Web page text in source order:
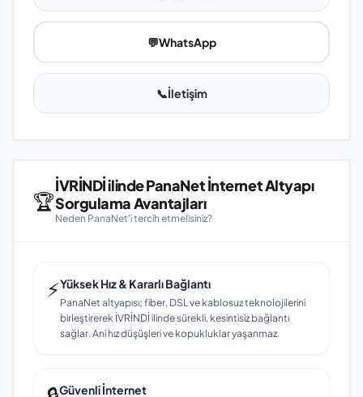
💬WhatsApp
📞İletişim
🏆
İVRİNDİ ilinde PanaNet İnternet Altyapı
Sorgulama Avantajları
Neden PanaNet'i tercih etmelisiniz?
⚡Yüksek Hız & Kararlı Bağlantı
PanaNet altyapısı; fiber, DSL ve kablosuz teknolojilerini
birleştirerek İVRİNDİ ilinde sürekli, kesintisiz bağlantı
sağlar. Ani hız düşüşleri ve kopukluklar yaşanmaz.
Güvenli İnternet